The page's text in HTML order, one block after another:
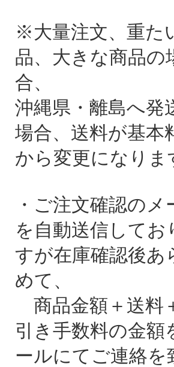
※大量注文、重た
品、大きな商品の
合、
沖縄県・離島へ発
場合、送料が基本
から変更になりま
・ご注文確認のメ
を自動送信してお
すが在庫確認後あ
めて、
商品金額＋送料
引き手数料の金額
ールにてご連絡を